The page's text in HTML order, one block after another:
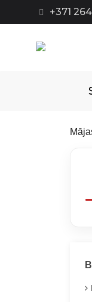
+371